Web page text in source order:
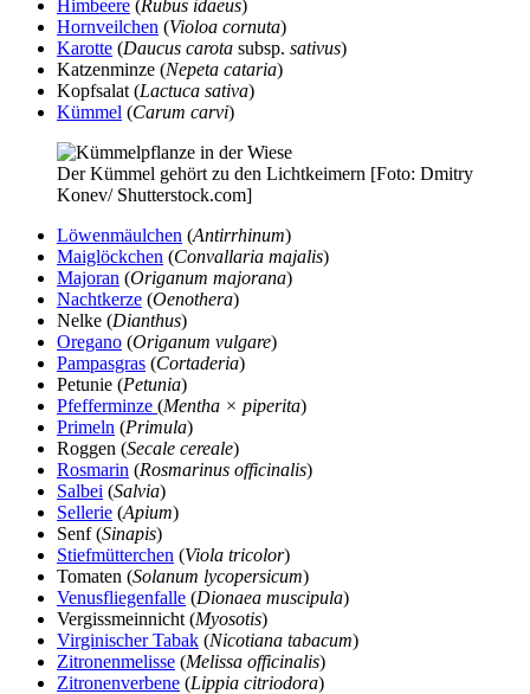
Himbeere (Rubus idaeus)
Hornveilchen (Violoa cornuta)
Karotte (Daucus carota subsp. sativus)
Katzenminze (Nepeta cataria)
Kopfsalat (Lactuca sativa)
Kümmel (Carum carvi)
Der Kümmel gehört zu den Lichtkeimern [Foto: Dmitry
Konev/ Shutterstock.com]
Löwenmäulchen (Antirrhinum)
Maiglöckchen (Convallaria majalis)
Majoran (Origanum majorana)
Nachtkerze (Oenothera)
Nelke (Dianthus)
Oregano (Origanum vulgare)
Pampasgras (Cortaderia)
Petunie (Petunia)
Pfefferminze (Mentha × piperita)
Primeln (Primula)
Roggen (Secale cereale)
Rosmarin (Rosmarinus officinalis)
Salbei (Salvia)
Sellerie (Apium)
Senf (Sinapis)
Stiefmütterchen (Viola tricolor)
Tomaten (Solanum lycopersicum)
Venusfliegenfalle (Dionaea muscipula)
Vergissmeinnicht (Myosotis)
Virginischer Tabak (Nicotiana tabacum)
Zitronenmelisse (Melissa officinalis)
Zitronenverbene (Lippia citriodora)